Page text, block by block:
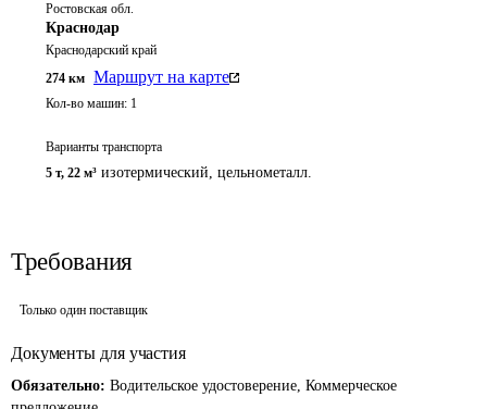
Ростовская обл.
Краснодар
Краснодарский край
274 км Маршрут на карте
Кол-во машин: 1
Варианты транспорта
5 т, 22 м³ изотермический, цельнометалл.
Требования
Только один поставщик
Документы для участия
Обязательно: Водительское удостоверение, Коммерческое